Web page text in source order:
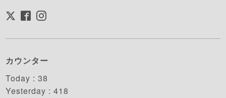
カウンター
Today :38
Yesterday :418